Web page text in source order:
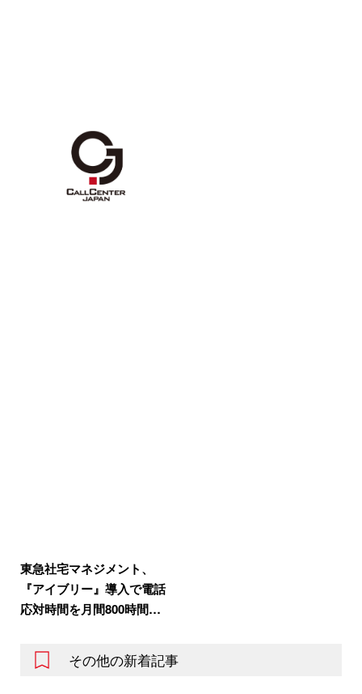
東急社宅マネジメント、
『アイブリー』導入で電話
応対時間を月間800時間…
その他の新着記事